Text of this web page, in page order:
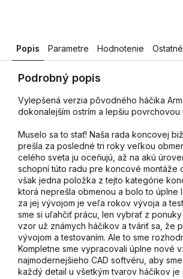
Popis Parametre Hodnotenie
Podrobný popis
Vylepšená verzia pôvodného háčika
dokonalejším ostrím a lepšiu povrchovou
Muselo sa to stať! Naša rada koncovej
prešla za posledné tri roky veľkou
celého sveta ju oceňujú, až na akú
schopní túto radu pre koncové montáže
však jedna položka z tejto kategórie
ktorá neprešla obmenou a bolo to úplne
za jej vývojom je veľa rokov vývoja a
sme si uľahčiť prácu, len vybrať z
vzor už známych háčikov a tváriť sa, že
vývojom a testovaním. Ale to sme
Kompletne sme vypracovali úplne nové
najmodernejšieho CAD softvéru, aby
každý detail u všetkým tvarov háčikov je